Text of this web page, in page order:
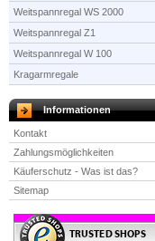
Weitspannregal WS 2000
Weitspannregal Z1
Weitspannregal W 100
Kragarmregale
Informationen
Kontakt
Zahlungsmöglichkeiten
Käuferschutz - Was ist das?
Sitemap